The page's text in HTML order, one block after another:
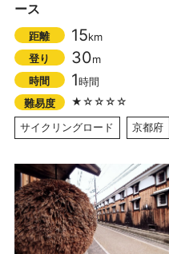
ース
距離 15km
登り
30m
時間
1時間
難易度
★☆☆☆☆
サイクリングロード
京都府